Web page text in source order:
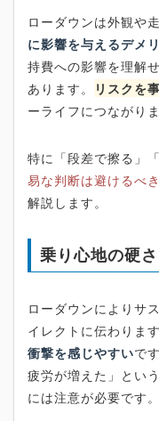
ローダウンは外観や
に影響を与えるデメ
持費への影響を理解
あります。
リスクを
ーライフにつながりま
特に「段差で擦る」
易な判断は避けるべき
解説します。
乗り心地の硬
ローダウンによりサ
イレクトに伝わりま
衝撃を感じやすいで
疲労が増えた」とい
には注意が必要です。